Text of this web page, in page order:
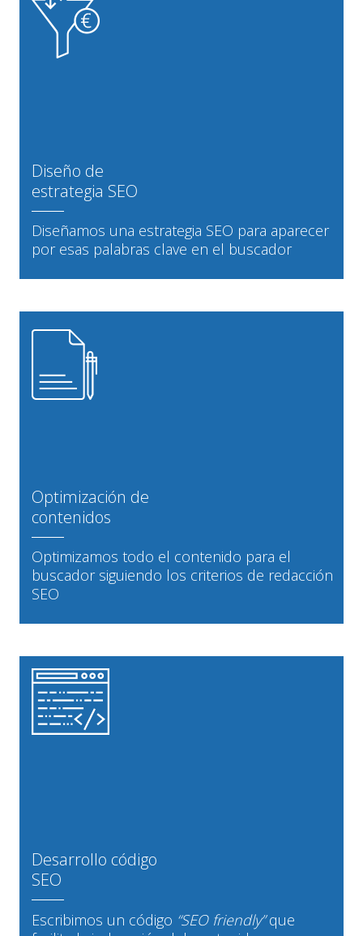
Diseño de
estrategia SEO
Diseñamos una estrategia SEO para aparecer
por esas palabras clave en el buscador
Optimización de
contenidos
Optimizamos todo el contenido para el
buscador siguiendo los criterios de redacción
SEO
Desarrollo código
SEO
Escribimos un código “SEO friendly”que